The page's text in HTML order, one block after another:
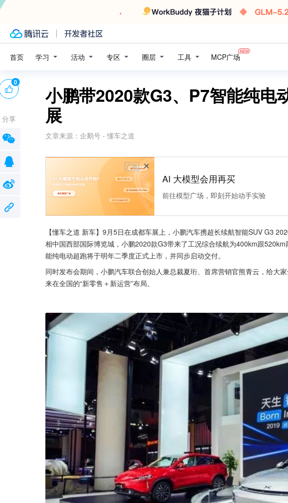
首页 学习 活动 专区 圈层 工具 MCP广场
小鹏带2020款G3、P7智能纯电
展
文章来源： 企鹅号 - 懂车之道
广告
AI 大模型会用再买
前往模型广场，即刻开始动手实验
【懂车之道 新车】9月5日在成都车展上，小鹏汽车携超长续航智能SUV G3
相中国西部国际博览城，小鹏2020款G3带来了工况综合续航为400km跟
能纯电动超跑将于明年二季度正式上市，并同步启动交付。
同时发布会期间，小鹏汽车联合创始人兼总裁夏珩、首席营销官熊青云，给大
来在全国的“新零售＋新运营”布局。
0
分享